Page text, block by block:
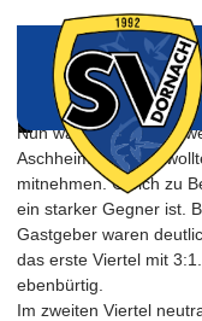
U11-1 mit
15. März 2026
Nun war es endlich
Aschheim/Dornach
mitnehmen. Gleich zu
ein starker Gegner ist.
Gastgeber waren
das erste Viertel mit
ebenbürtig.
Im zweiten Viertel